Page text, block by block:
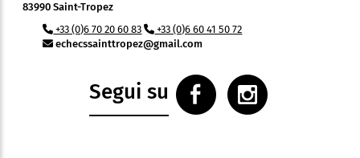
83990 Saint-Tropez
+33 (0)6 70 20 60 83
+33 (0)6 60 41 50 72
echecssainttropez@gmail.com
Segui su